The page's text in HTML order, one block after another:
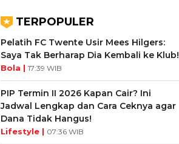
TERPOPULER
Pelatih FC Twente Usir Mees Hilgers:
Saya Tak Berharap Dia Kembali ke Klub!
Bola | 17:39 WIB
PIP Termin II 2026 Kapan Cair? Ini
Jadwal Lengkap dan Cara Ceknya agar
Dana Tidak Hangus!
Lifestyle | 07:36 WIB